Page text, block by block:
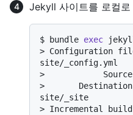
Jekyll 사이트를 로컬로
$ bundle exec
> Configuration
site/_config.yml
>
>
site/_site
> Incremental